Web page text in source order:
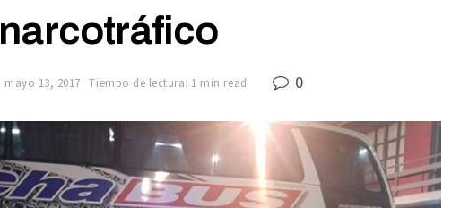
narcotráfico
mayo 13, 2017 Tiempo de lectura: 1 min read 0